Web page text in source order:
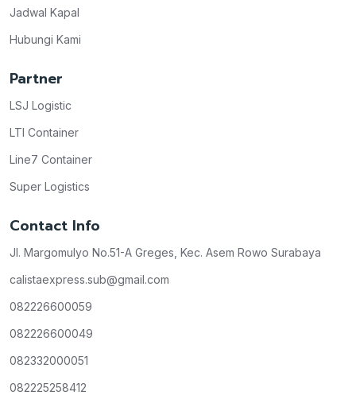
Jadwal Kapal
Hubungi Kami
Partner
LSJ Logistic
LTI Container
Line7 Container
Super Logistics
Contact Info
Jl. Margomulyo No.51-A Greges, Kec. Asem Rowo Surabaya
calistaexpress.sub@gmail.com
082226600059
082226600049
082332000051
082225258412